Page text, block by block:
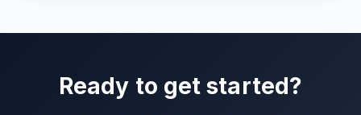
Ready to get started?